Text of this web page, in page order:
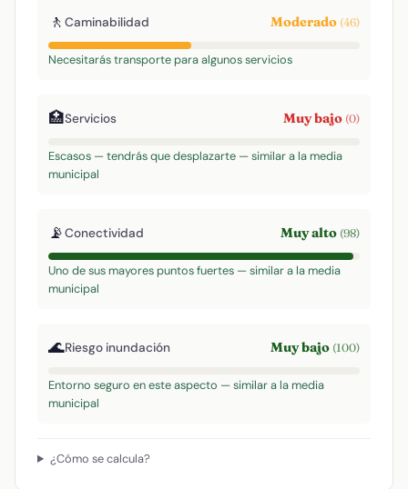
🚶 Caminabilidad Moderado (46)
Necesitarás transporte para algunos servicios
🏥Servicios Muy bajo (0)
Escasos — tendrás que desplazarte — similar a la media
municipal
📡Conectividad Muy alto (98)
Uno de sus mayores puntos fuertes — similar a la media
municipal
🌊Riesgo inundación Muy bajo (100)
Entorno seguro en este aspecto — similar a la media
municipal
¿Cómo se calcula?